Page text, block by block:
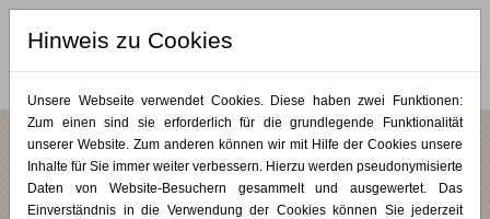
MERKLISTE (0)
Sven Rünger
Hinweis zu Cookies
Unsere Webseite verwendet Cookies. Diese haben zwei Funktionen:
Zum einen sind sie erforderlich für die grundlegende Funktionalität
unserer Website. Zum anderen können wir mit Hilfe der Cookies unsere
Inhalte für Sie immer weiter verbessern. Hierzu werden pseudonymisierte
Daten von Website-Besuchern gesammelt und ausgewertet. Das
Einverständnis in die Verwendung der Cookies können Sie jederzeit